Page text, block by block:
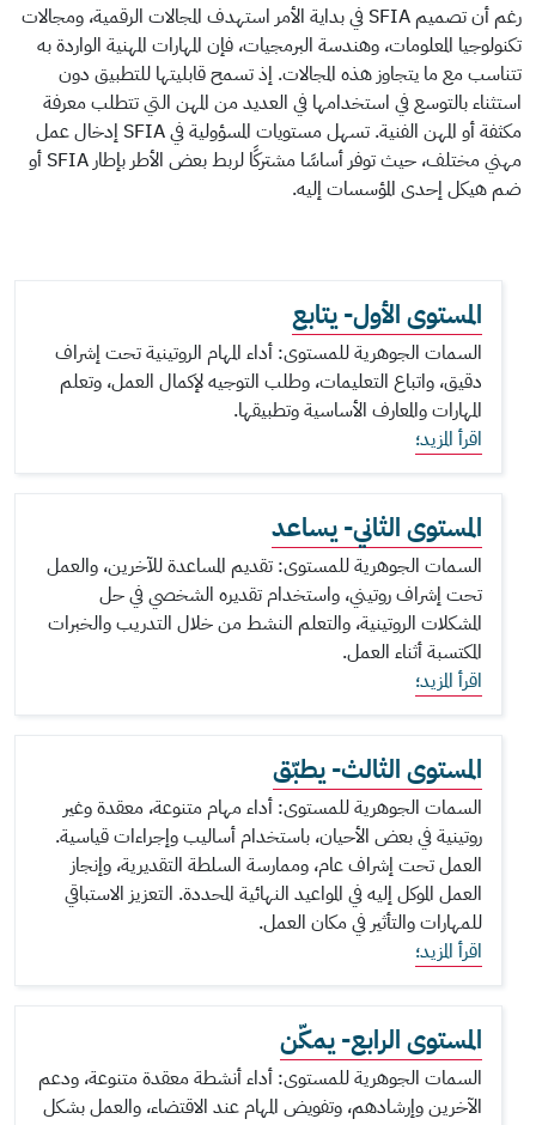
رغم أن تصميم SFIA في بداية الأمر استهدف المجالات الرقمية، ومجالات
تكنولوجيا المعلومات، وهندسة البرمجيات، فإن المهارات المهنية الواردة به
تتناسب مع ما يتجاوز هذه المجالات. إذ تسمح قابليتها للتطبيق دون
استثناء بالتوسع في استخدامها في العديد من المهن التي تتطلب معرفة
مكثفة أو المهن الفنية. تسهل مستويات المسؤولية في SFIA إدخال عمل
مهني مختلف، حيث توفر أساسًا مشتركًا لربط بعض الأطر بإطار SFIA أو
ضم هيكل إحدى المؤسسات إليه.
المستوى الأول- يتابع
السمات الجوهرية للمستوى: أداء المهام الروتينية تحت إشراف
دقيق، واتباع التعليمات، وطلب التوجيه لإكمال العمل، وتعلم
المهارات والمعارف الأساسية وتطبيقها.
اقرأ المزيد؛
المستوى الثاني- يساعد
السمات الجوهرية للمستوى: تقديم المساعدة للآخرين، والعمل
تحت إشراف روتيني، واستخدام تقديره الشخصي في حل
المشكلات الروتينية، والتعلم النشط من خلال التدريب والخبرات
المكتسبة أثناء العمل.
اقرأ المزيد؛
المستوى الثالث- يطبّق
السمات الجوهرية للمستوى: أداء مهام متنوعة، معقدة وغير
روتينية في بعض الأحيان، باستخدام أساليب وإجراءات قياسية.
العمل تحت إشراف عام، وممارسة السلطة التقديرية، وإنجاز
العمل الموكل إليه في المواعيد النهائية المحددة. التعزيز الاستباقي
للمهارات والتأثير في مكان العمل.
اقرأ المزيد؛
المستوى الرابع- يمكّن
السمات الجوهرية للمستوى: أداء أنشطة معقدة متنوعة، ودعم
الآخرين وإرشادهم، وتفويض المهام عند الاقتضاء، والعمل بشكل